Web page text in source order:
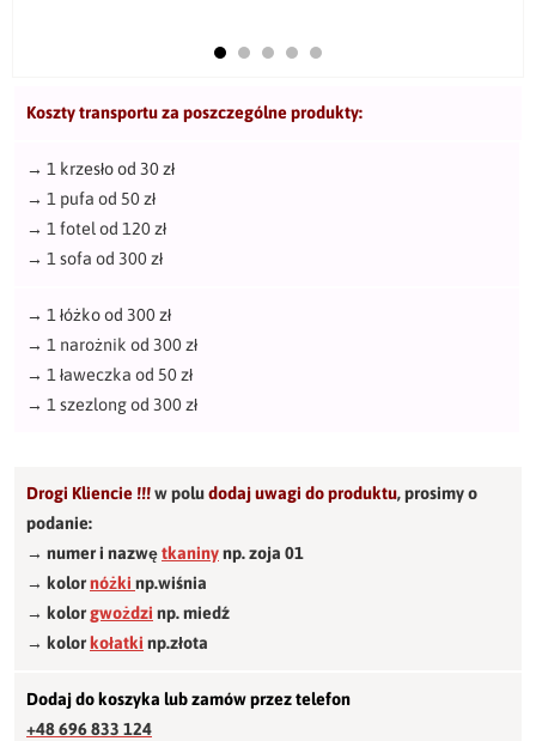
Koszty transportu za poszczególne produkty:
→ 1 krzesło od 30 zł
→ 1 pufa od 50 zł
→ 1 fotel od 120 zł
→ 1 sofa od 300 zł
→ 1 łóżko od 300 zł
→ 1 narożnik od 300 zł
→ 1 ławeczka od 50 zł
→ 1 szezlong od 300 zł
Drogi Kliencie !!!w poludodaj uwagi do produktu,prosimy o
podanie:
→ numer i nazwętkaninynp. zoja 01
→ kolornóżki np.wiśnia
→ kolorgwożdzi np. miedź
→ kolorkołatki np.złota
Dodaj do koszyka lub zamów przez telefon
+48 696 833 124